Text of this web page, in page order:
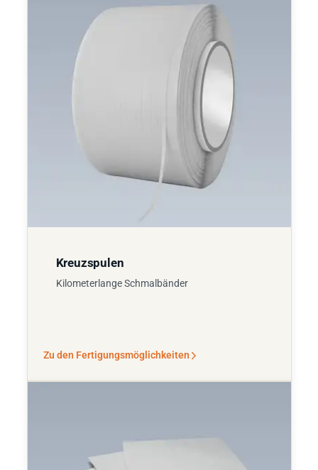
Kreuzspulen
Kilometerlange Schmalbänder
Zu den Fertigungsmöglichkeiten